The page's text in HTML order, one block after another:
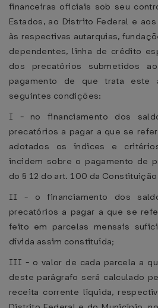
financeiras oficiais sob seu
Estados, ao Distrito Federal e
às respectivas autarquias,
dependentes, linha de crédito
dos precatórios submetidos
pagamento de que trata este
seguintes condições:
I - no financiamento dos
precatórios a pagar a que se
adotados os índices e
incidem sobre o pagamento de
do § 12 do art. 100 da
II - o financiamento dos
precatórios a pagar a que se
feito em parcelas mensais
dívida assim constituída;
III - o valor de cada parcela a
deste parágrafo será calculado
receita corrente líquida,